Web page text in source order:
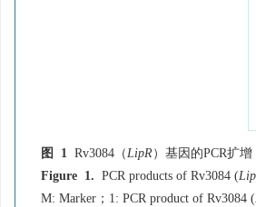
图 1 Rv3084（LipR）基因的PCR扩增
Figure 1. PCR products of Rv3084 (
M: Marker；1: PCR product of Rv3084 (